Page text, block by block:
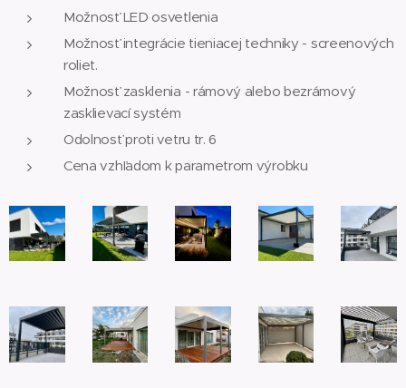
Možnosť LED osvetlenia
Možnosť integrácie tieniacej techniky - screenových
roliet.
Možnosť zasklenia - rámový alebo bezrámový
zasklievací systém
Odolnosť proti vetru tr. 6
Cena vzhľadom k parametrom výrobku